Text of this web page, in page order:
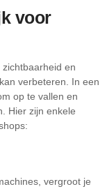
voor
en
verbeteren. In een
op te vallen en
Hier zijn enkele
vergroot je